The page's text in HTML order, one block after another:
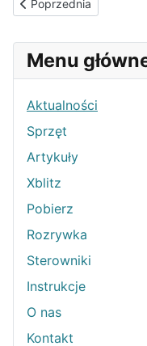
Menu
Aktualności
Sprzęt
Artykuły
Xblitz
Pobierz
Rozrywka
Sterowniki
Instrukcje
O nas
Kontakt
Poprzednia